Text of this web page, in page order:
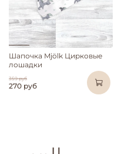
Шапочка Mjölk Цирковые
лошадки
359 руб
270 руб